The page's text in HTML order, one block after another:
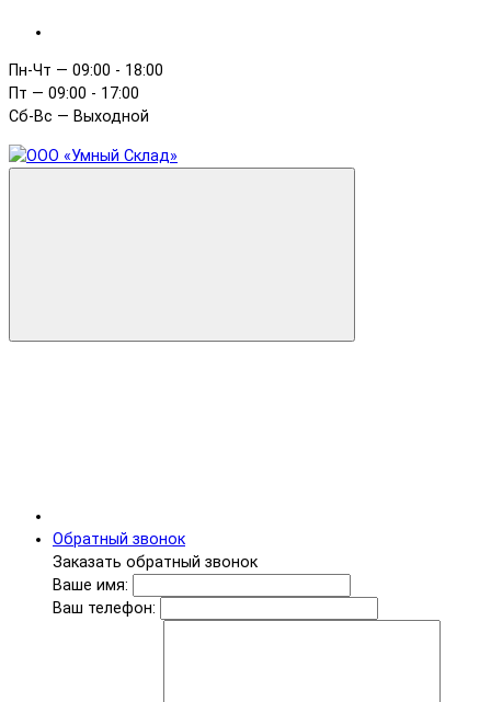
Пн-Чт — 09:00 - 18:00
Пт — 09:00 - 17:00
Сб-Вс — Выходной
Обратный звонок
Заказать обратный звонок
Ваше имя:
Ваш телефон: